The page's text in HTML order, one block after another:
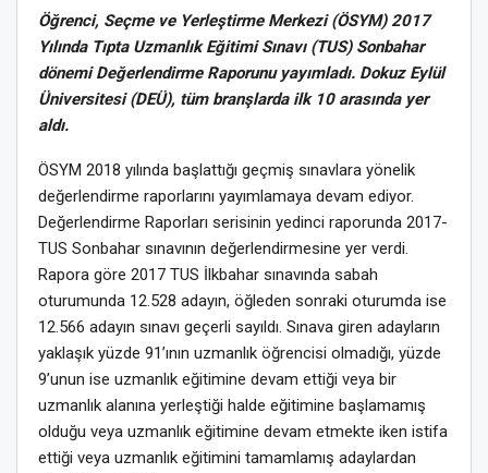
Öğrenci, Seçme ve Yerleştirme Merkezi (ÖSYM) 2017
Yılında Tıpta Uzmanlık Eğitimi Sınavı (TUS) Sonbahar
dönemi Değerlendirme Raporunu yayımladı. Dokuz Eylül
Üniversitesi (DEÜ), tüm branşlarda ilk 10 arasında yer
aldı.
ÖSYM 2018 yılında başlattığı geçmiş sınavlara yönelik
değerlendirme raporlarını yayımlamaya devam ediyor.
Değerlendirme Raporları serisinin yedinci raporunda 2017-
TUS Sonbahar sınavının değerlendirmesine yer verdi.
Rapora göre 2017 TUS İlkbahar sınavında sabah
oturumunda 12.528 adayın, öğleden sonraki oturumda ise
12.566 adayın sınavı geçerli sayıldı. Sınava giren adayların
yaklaşık yüzde 91’ının uzmanlık öğrencisi olmadığı, yüzde
9’unun ise uzmanlık eğitimine devam ettiği veya bir
uzmanlık alanına yerleştiği halde eğitimine başlamamış
olduğu veya uzmanlık eğitimine devam etmekte iken istifa
ettiği veya uzmanlık eğitimini tamamlamış adaylardan